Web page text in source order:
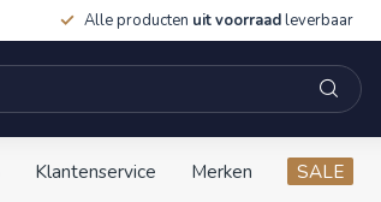
Alle producten uit voorraadleverbaar
Klantenservice Merken SALE